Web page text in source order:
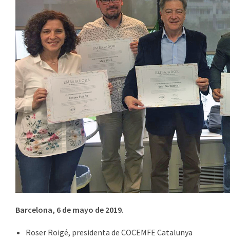
Barcelona, 6 de mayo de 2019.
Roser Roigé, presidenta de COCEMFE Catalunya